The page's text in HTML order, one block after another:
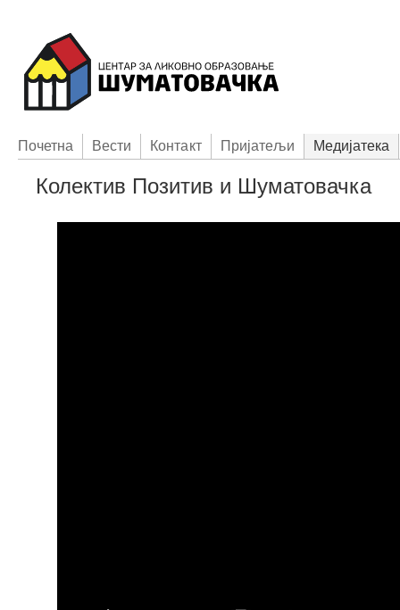
Пoчетна Вести Контакт Приjатељи Медијатека
Колектив Позитив и Шуматовачка